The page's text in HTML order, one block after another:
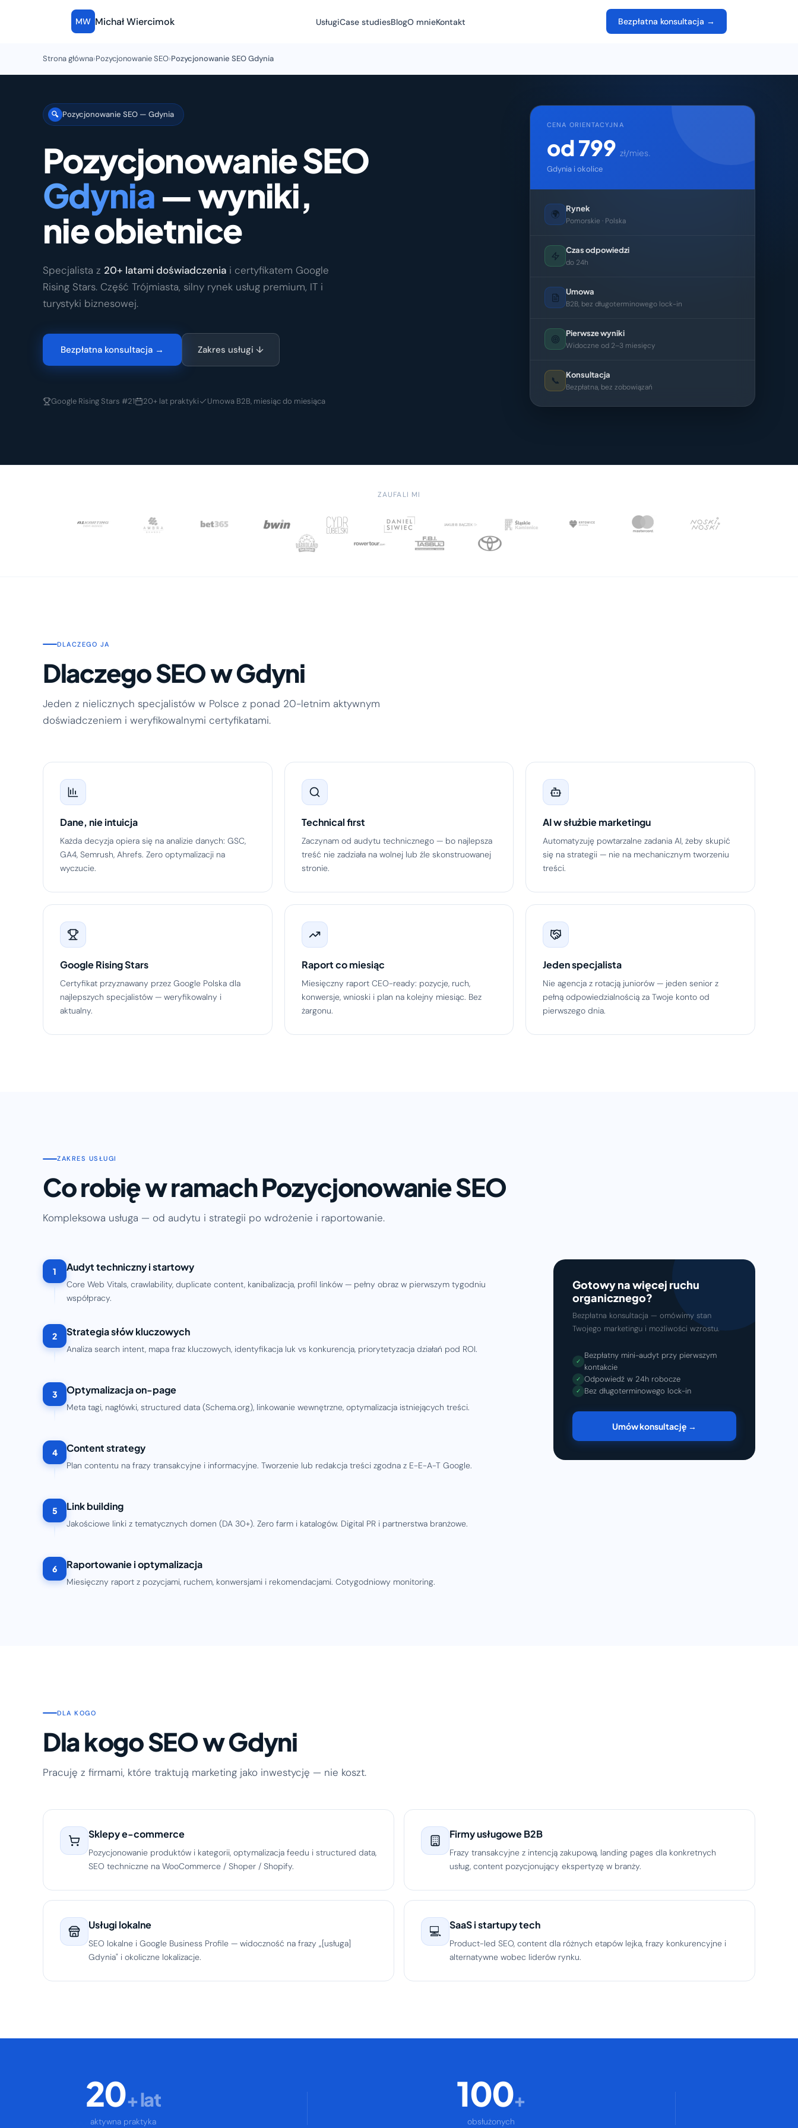
MW Michał Wiercimok UsługiCase studiesBlogO mnieKontakt Bezpłatna konsultacja →
Strona główna›Pozycjonowanie SEO›Pozycjonowanie SEO Gdynia
🔍 Pozycjonowanie SEO — Gdynia
Pozycjonowanie SEO
Gdynia — wyniki,
nie obietnice
Specjalista z 20+ latami doświadczenia i certyfikatem Google
Rising Stars. Część Trójmiasta, silny rynek usług premium, IT i
turystyki biznesowej.
Bezpłatna konsultacja → Zakres usługi ↓
Google Rising Stars #21 20+ lat praktyki Umowa B2B, miesiąc do miesiąca
CENA ORIENTACYJNA
od 799 zł/mies.
Gdynia i okolice
🌍
Rynek
Pomorskie · Polska
Czas odpowiedzi
do 24h
Umowa
B2B, bez długoterminowego lock-in
Pierwsze wyniki
Widoczne od 2–3 miesięcy
📞
Konsultacja
Bezpłatna, bez zobowiązań
ZAUFALI MI
DLACZEGO JA
Dlaczego SEO w Gdyni
Jeden z nielicznych specjalistów w Polsce z ponad 20-letnim aktywnym
doświadczeniem i weryfikowalnymi certyfikatami.
Dane, nie intuicja
Każda decyzja opiera się na analizie danych: GSC,
GA4, Semrush, Ahrefs. Zero optymalizacji na
wyczucie.
Technical first
Zaczynam od audytu technicznego — bo najlepsza
treść nie zadziała na wolnej lub źle skonstruowanej
stronie.
AI w służbie marketingu
Automatyzuję powtarzalne zadania AI, żeby skupić
się na strategii — nie na mechanicznym tworzeniu
treści.
Google Rising Stars
Certyfikat przyznawany przez Google Polska dla
najlepszych specjalistów — weryfikowalny i
aktualny.
Raport co miesiąc
Miesięczny raport CEO-ready: pozycje, ruch,
konwersje, wnioski i plan na kolejny miesiąc. Bez
żargonu.
Jeden specjalista
Nie agencja z rotacją juniorów — jeden senior z
pełną odpowiedzialnością za Twoje konto od
pierwszego dnia.
ZAKRES USŁUGI
Co robię w ramach Pozycjonowanie SEO
Kompleksowa usługa — od audytu i strategii po wdrożenie i raportowanie.
1 Audyt techniczny i startowy
Core Web Vitals, crawlability, duplicate content, kanibalizacja, profil linków — pełny obraz w pierwszym tygodniu
współpracy.
2 Strategia słów kluczowych
Analiza search intent, mapa fraz kluczowych, identyfikacja luk vs konkurencja, priorytetyzacja działań pod ROI.
3 Optymalizacja on-page
Meta tagi, nagłówki, structured data (Schema.org), linkowanie wewnętrzne, optymalizacja istniejących treści.
4 Content strategy
Plan contentu na frazy transakcyjne i informacyjne. Tworzenie lub redakcja treści zgodna z E-E-A-T Google.
5 Link building
Jakościowe linki z tematycznych domen (DA 30+). Zero farm i katalogów. Digital PR i partnerstwa branżowe.
6 Raportowanie i optymalizacja
Miesięczny raport z pozycjami, ruchem, konwersjami i rekomendacjami. Cotygodniowy monitoring.
Gotowy na więcej ruchu
organicznego?
Bezpłatna konsultacja — omówimy stan
Twojego marketingu i możliwości wzrostu.
✓
Bezpłatny mini-audyt przy pierwszym
kontakcie
✓ Odpowiedź w 24h robocze
✓ Bez długoterminowego lock-in
Umów konsultację →
DLA KOGO
Dla kogo SEO w Gdyni
Pracuję z firmami, które traktują marketing jako inwestycję — nie koszt.
Sklepy e-commerce
Pozycjonowanie produktów i kategorii, optymalizacja feedu i structured data,
SEO techniczne na WooCommerce / Shoper / Shopify.
Firmy usługowe B2B
Frazy transakcyjne z intencją zakupową, landing pages dla konkretnych
usług, content pozycjonujący ekspertyzę w branży.
Usługi lokalne
SEO lokalne i Google Business Profile — widoczność na frazy „[usługa]
Gdynia" i okoliczne lokalizacje.
💻 SaaS i startupy tech
Product-led SEO, content dla różnych etapów lejka, frazy konkurencyjne i
alternatywne wobec liderów rynku.
20+ lat
aktywna praktyka
100+
obsłużonych